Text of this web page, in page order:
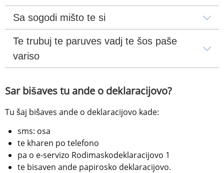
Sa sogodi mišto te si
Te trubuj te paruves vadj te šos paše
variso
Sar bišaves tu ande o deklaracijovo?
Tu šaj bišaves ande o deklaracijovo kade:
sms: osa
te kharen po telefono
pa o e-servizo Rodimaskodeklaracijovo 1
te bisaven ande papirosko deklaracijovo.